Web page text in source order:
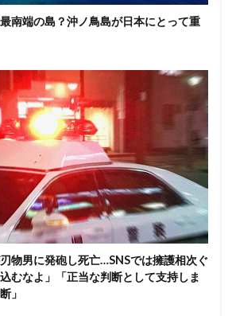
南端の島？沖ノ鳥島が日本にとって重
物男に発砲し死亡…SNSでは擁護相次ぐ
むなよ」「正当な判断として支持しま
」